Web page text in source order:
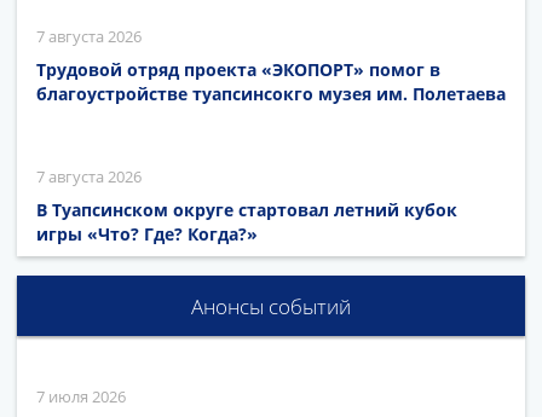
7 августа 2026
Трудовой отряд проекта «ЭКОПОРТ» помог в
благоустройстве туапсинсокго музея им. Полетаева
7 августа 2026
В Туапсинском округе стартовал летний кубок
игры «Что? Где? Когда?»
Анонсы событий
7 июля 2026